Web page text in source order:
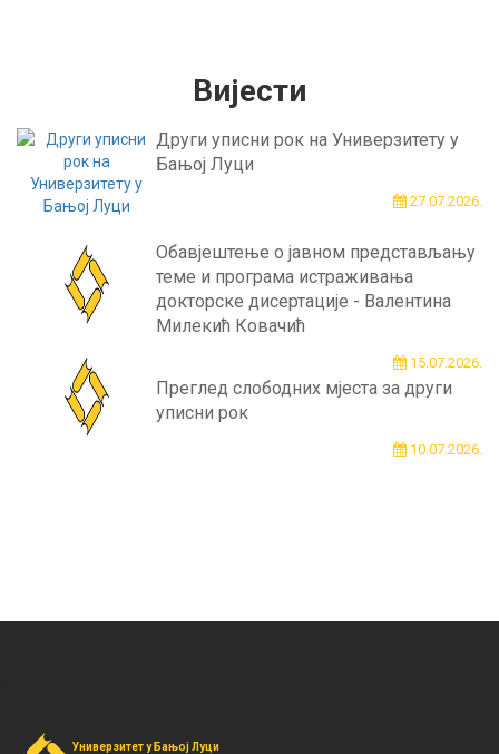
Вијести
Други уписни рок на Универзитету у
Бањој Луци
27.07.2026.
Обавјештење о јавном представљању
теме и програма истраживања
докторске дисертације - Валентина
Милекић Ковачић
15.07.2026.
Преглед слободних мјеста за други
уписни рок
10.07.2026.
Универзитет у Бањој Луци